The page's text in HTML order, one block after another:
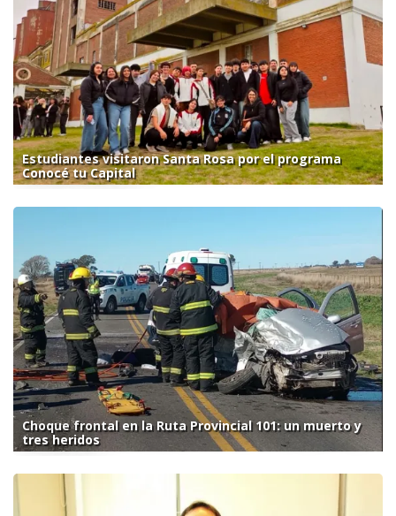
Estudiantes visitaron Santa Rosa por el programa
Conocé tu Capital
Choque frontal en la Ruta Provincial 101: un muerto y
tres heridos